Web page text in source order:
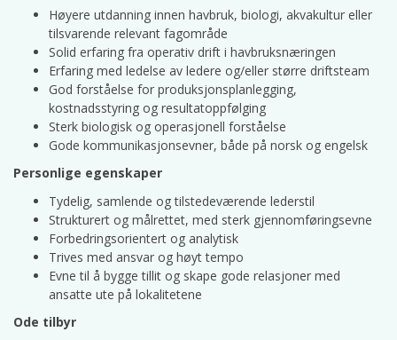
Høyere utdanning innen havbruk, biologi, akvakultur eller
tilsvarende relevant fagområde
Solid erfaring fra operativ drift i havbruksnæringen
Erfaring med ledelse av ledere og/eller større driftsteam
God forståelse for produksjonsplanlegging,
kostnadsstyring og resultatoppfølging
Sterk biologisk og operasjonell forståelse
Gode kommunikasjonsevner, både på norsk og engelsk
Personlige egenskaper
Tydelig, samlende og tilstedeværende lederstil
Strukturert og målrettet, med sterk gjennomføringsevne
Forbedringsorientert og analytisk
Trives med ansvar og høyt tempo
Evne til å bygge tillit og skape gode relasjoner med
ansatte ute på lokalitetene
Ode tilbyr